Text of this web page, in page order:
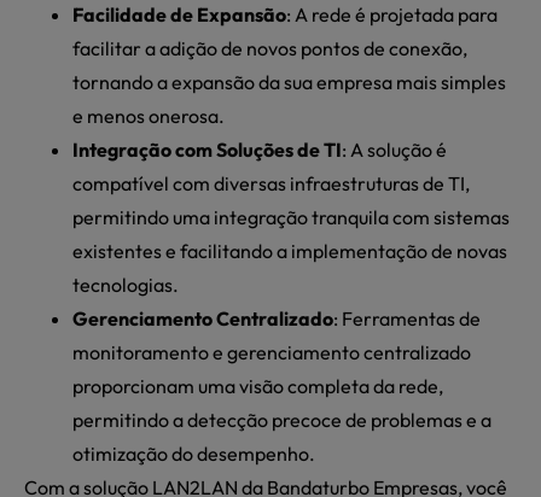
Facilidade de Expansão: A rede é projetada para
facilitar a adição de novos pontos de conexão,
tornando a expansão da sua empresa mais simples
e menos onerosa.
Integração com Soluções de TI: A solução é
compatível com diversas infraestruturas de TI,
permitindo uma integração tranquila com sistemas
existentes e facilitando a implementação de novas
tecnologias.
Gerenciamento Centralizado: Ferramentas de
monitoramento e gerenciamento centralizado
proporcionam uma visão completa da rede,
permitindo a detecção precoce de problemas e a
otimização do desempenho.
Com a solução LAN2LAN da Bandaturbo Empresas, você